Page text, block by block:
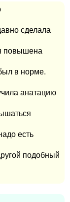
сделала
повышена
в норме.
анатацию
есть
подобный